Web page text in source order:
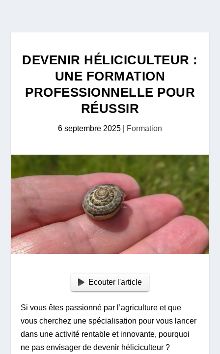
DEVENIR HÉLICICULTEUR :
UNE FORMATION
PROFESSIONNELLE POUR
RÉUSSIR
6 septembre 2025 Formation
Ecouter l'article
Si vous êtes passionné par l’agriculture et que
vous cherchez une spécialisation pour vous lancer
dans une activité rentable et innovante, pourquoi
ne pas envisager de devenir héliciculteur ?